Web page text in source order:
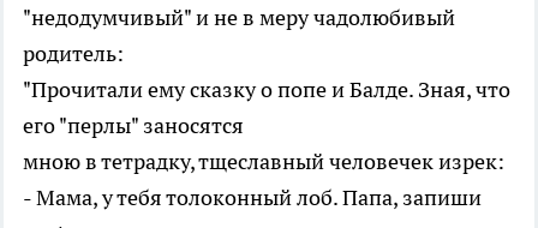
"недодумчивый" и не в меру чадолюбивый
родитель:
"Прочитали ему сказку о попе и Балде. Зная, что
его "перлы" заносятся
мною в тетрадку, тщеславный человечек изрек:
- Мама, у тебя толоконный лоб. Папа, запиши